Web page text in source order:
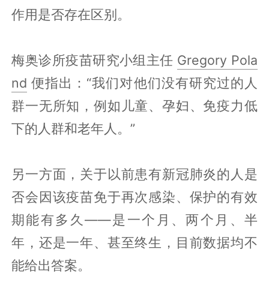
作用是否存在区别。
梅奥诊所疫苗研究小组主任 Gregory Pola
nd 便指出：“我们对他们没有研究过的人
群一无所知，例如儿童、孕妇、免疫力低
下的人群和老年人。”
另一方面，关于以前患有新冠肺炎的人是
否会因该疫苗免于再次感染、保护的有效
期能有多久——是一个月、两个月、半
年，还是一年、甚至终生，目前数据均不
能给出答案。